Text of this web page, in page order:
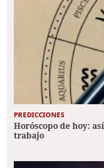
PREDICCIONES
Horóscopo de hoy:
trabajo